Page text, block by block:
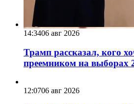
14:3406 авг 2026
Трамп рассказал, кого
преемником на выборах
12:0706 авг 2026